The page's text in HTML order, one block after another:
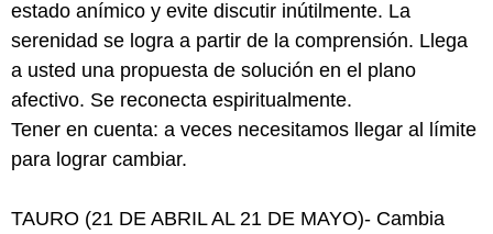
estado anímico y evite discutir inútilmente. La
serenidad se logra a partir de la comprensión. Llega
a usted una propuesta de solución en el plano
afectivo. Se reconecta espiritualmente.
Tener en cuenta: a veces necesitamos llegar al límite
para lograr cambiar.
TAURO (21 DE ABRIL AL 21 DE MAYO)- Cambia